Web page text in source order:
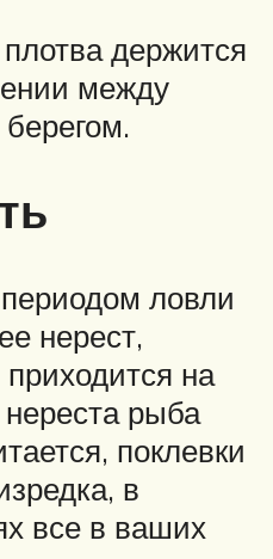
держится
между
ловли
нерест,
на
рыба
поклевки
в
все в ваших